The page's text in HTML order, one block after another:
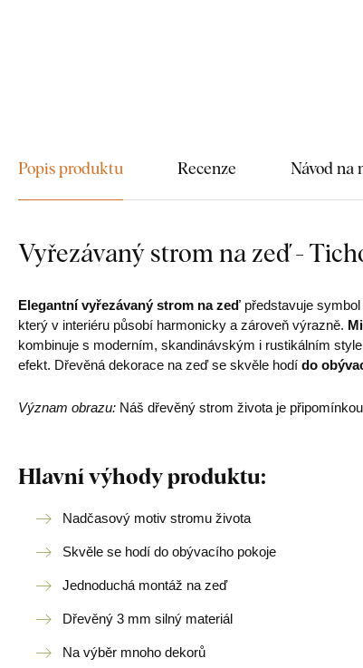
Popis produktu Recenze Návod na
Vyřezávaný strom na zeď -
Elegantní vyřezávaný strom na zeď představuje
který v interiéru působí harmonicky a zároveň výrazně.
kombinuje s moderním, skandinávským i rustikálním
efekt. Dřevěná dekorace na zeď se skvěle hodí do
Význam obrazu: Náš dřevěný strom života je
Hlavní výhody produktu:
Nadčasový motiv stromu života
Skvěle se hodí do obývacího pokoje
Jednoduchá montáž na zeď
Dřevěný 3 mm silný materiál
Na výběr mnoho dekorů